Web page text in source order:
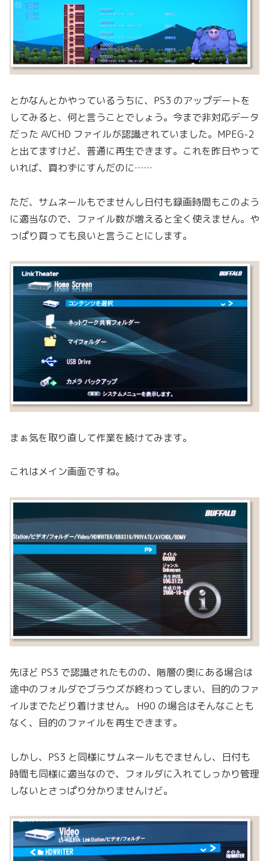
とかなんとかやっているうちに、PS3 のアップデートを
してみると、何と言うことでしょう。今まで非対応データ
だった AVCHD ファイルが認識されていました。MPEG-2
と出てますけど、普通に再生できます。これを昨日やって
いれば、買わずにすんだのに……
ただ、サムネールもでませんし日付も録画時間もこのよう
に適当なので、ファイル数が増えると全く使えません。や
っぱり買っても良いと言うことにします。
まぁ気を取り直して作業を続けてみます。
これはメイン画面ですね。
先ほど PS3 で認識されたものの、階層の奥にある場合は
途中のフォルダでブラウズが終わってしまい、目的のファ
イルまでたどり着けません。 H90 の場合はそんなことも
なく、目的のファイルを再生できます。
しかし、PS3 と同様にサムネールもでませんし、日付も
時間も同様に適当なので、フォルダに入れてしっかり管理
しないとさっぱり分かりませんけど。